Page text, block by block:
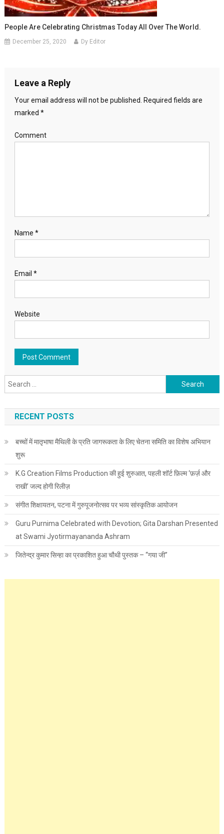
People Are Celebrating Christmas Today All Over The World.
December 25, 2020 Dy Editor
Leave a Reply
Your email address will not be published.
Required fields are
marked *
Comment
Name *
Email *
Website
Search for:
RECENT POSTS
बच्चों में मातृभाषा मैथिली के प्रति जागरूकता के लिए चेतना समिति का विशेष अभियान
शुरू
K.G Creation Films Production की हुई शुरुआत, पहली शॉर्ट फ़िल्म ‘फ़र्ज़ और
राखी’ जल्द होगी रिलीज़
संगीत शिक्षायतन, पटना में गुरुपूजनोत्सव पर भव्य सांस्कृतिक आयोजन
Guru Purnima Celebrated with Devotion; Gita Darshan Presented
at Swami Jyotirmayananda Ashram
जितेन्द्र कुमार सिन्हा का प्रकाशित हुआ चौथी पुस्तक – “गया जी”